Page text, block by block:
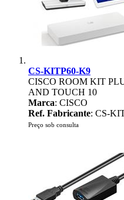
CS-KITP60-K9
CISCO ROOM KIT
AND TOUCH 10
Marca: CISCO
Ref. Fabricante: CS-
Preço sob consulta